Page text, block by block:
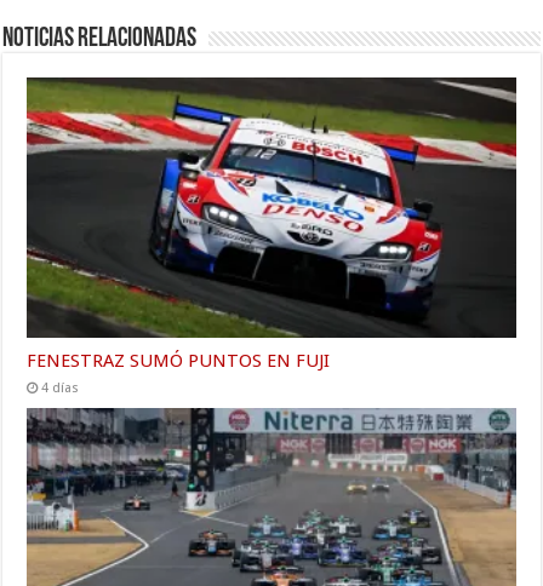
Noticias relacionadas
FENESTRAZ SUMÓ PUNTOS EN FUJI
4 días